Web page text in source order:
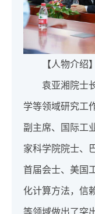
【人物介绍】
袁亚湘院士
学等领域研究工
副主席、国际工
家科学院院士、
首届会士、美国
化计算方法，信